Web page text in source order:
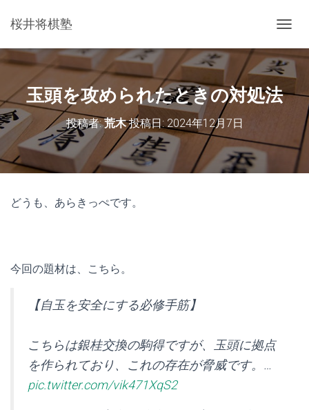
桜井将棋塾
ビ
ゲ
ー
玉頭を攻められたときの対処法
投稿者:荒木投稿日:2024年12月7日
どうも、あらきっぺです。
今回の題材は、こちら。
【自玉を安全にする必修手筋】
こちらは銀桂交換の駒得ですが、玉頭に拠点
を作られており、これの存在が脅威です。…
pic.twitter.com/vik471XqS2